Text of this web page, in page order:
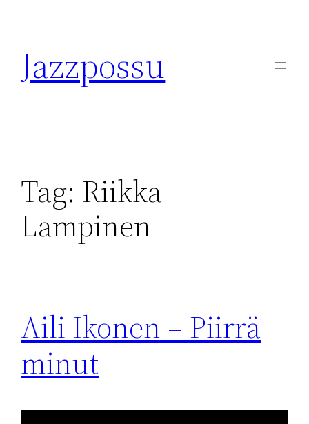
content
Jazzpossu
Tag: Riikka
Lampinen
Aili Ikonen – Piirrä
minut